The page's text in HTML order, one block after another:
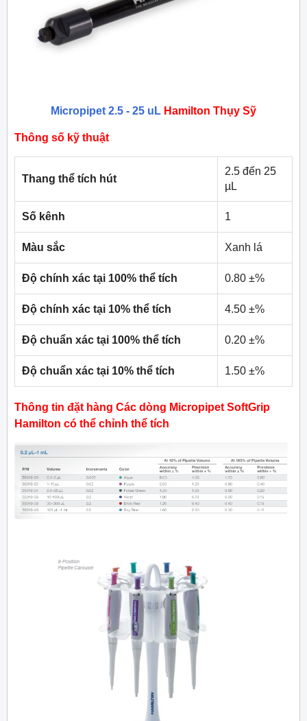
Micropipet 2.5 - 25 uL Hamilton Thụy Sỹ
Thông số kỹ thuật
Thang thể tích hút
2.5 đến 25
µL
Số kênh 1
Màu sắc Xanh lá
Độ chính xác tại 100% thể tích 0.80 ±%
Độ chính xác tại 10% thể tích 4.50 ±%
Độ chuẩn xác tại 100% thể tích 0.20 ±%
Độ chuẩn xác tại 10% thể tích 1.50 ±%
Thông tin đặt hàng Các dòng Micropipet SoftGrip
Hamilton có thể chỉnh thể tích